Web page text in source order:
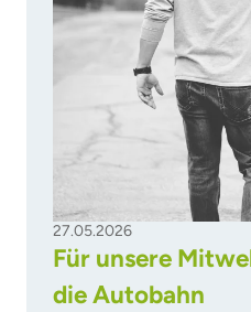
27.05.2026
Für unsere
die Autobahn